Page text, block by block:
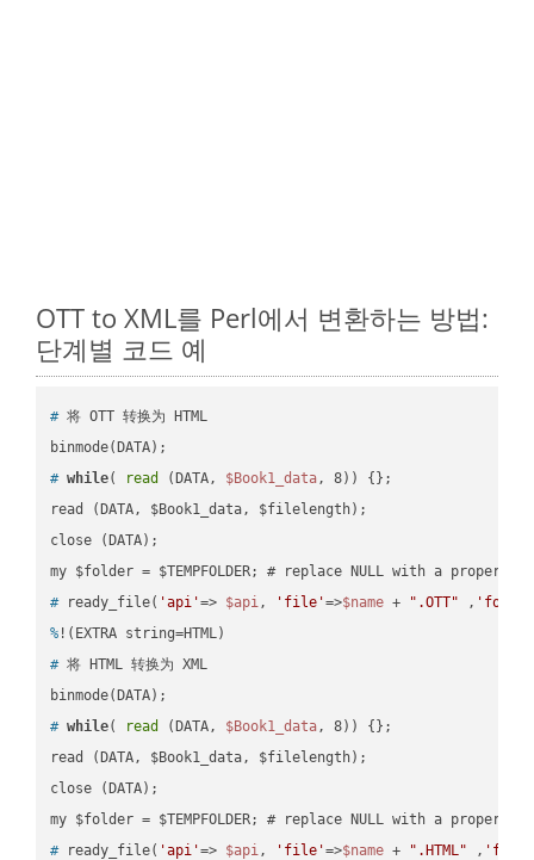
OTT to XML를 Perl에서 변환하는 방법:
단계별 코드 예
# 将 OTT 转换为 HTML
# while( read (DATA, $Book1_data, 8)) {};
read (DATA, $Book1_data, $filelength);
close (DATA);
# ready_file( 'api'=> $api, 'file'=>$name + ".OTT" ,
% !(EXTRA string=HTML)
# 将 HTML 转换为 XML
# while( read (DATA, $Book1_data, 8)) {};
read (DATA, $Book1_data, $filelength);
close (DATA);
# ready_file( 'api'=> $api, 'file'=>$name + ".HTML" ,